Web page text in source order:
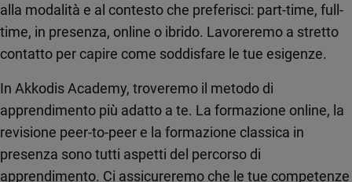
alla modalità e al contesto che preferisci: part-time, full-
time, in presenza, online o ibrido. Lavoreremo a stretto
contatto per capire come soddisfare le tue esigenze.
In Akkodis Academy, troveremo il metodo di
apprendimento più adatto a te. La formazione online, la
revisione peer-to-peer e la formazione classica in
presenza sono tutti aspetti del percorso di
apprendimento. Ci assicureremo che le tue competenze